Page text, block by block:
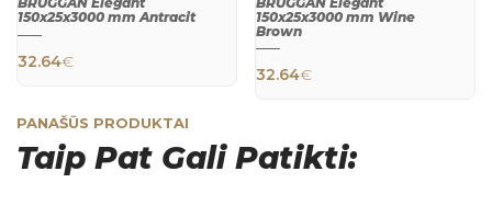
150x25x3000 mm Antracit
32.64€
150x25x3000 mm Wine
Brown
32.64€
PANAŠŪS PRODUKTAI
Taip Pat Gali Patikti: